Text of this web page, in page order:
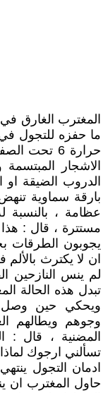
المغترب الغارق
ما حفزه للتجول
حرارة 6
الاشجار
الدروب الضيقة او
بارقة سماوية
عظامة ، بالنسبة
مستترة ، قال :
يجوبون الطرقات
ان لا يكترث
لم ينس النازحين
تبدل هذه الحالة
ويحكي حين وصل
وجوهم ويطالهم
المضنية ، قال :
تسألني ارجوك
ادمان التجول
حاول المغترب ان